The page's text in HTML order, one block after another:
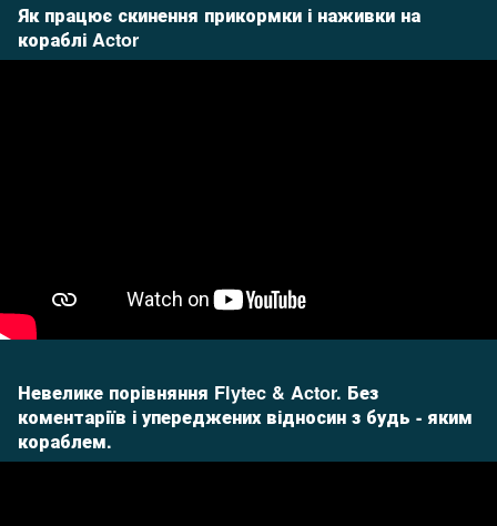
Як працює скинення прикормки і наживки на
кораблі Actor
Невелике порівняння Flytec & Actor. Без
коментаріїв і упереджених відносин з будь - яким
кораблем.